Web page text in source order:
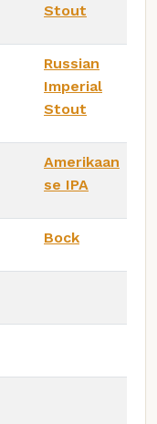
Stout
Russian
Imperial
Stout
Amerikaan
se IPA
Bock